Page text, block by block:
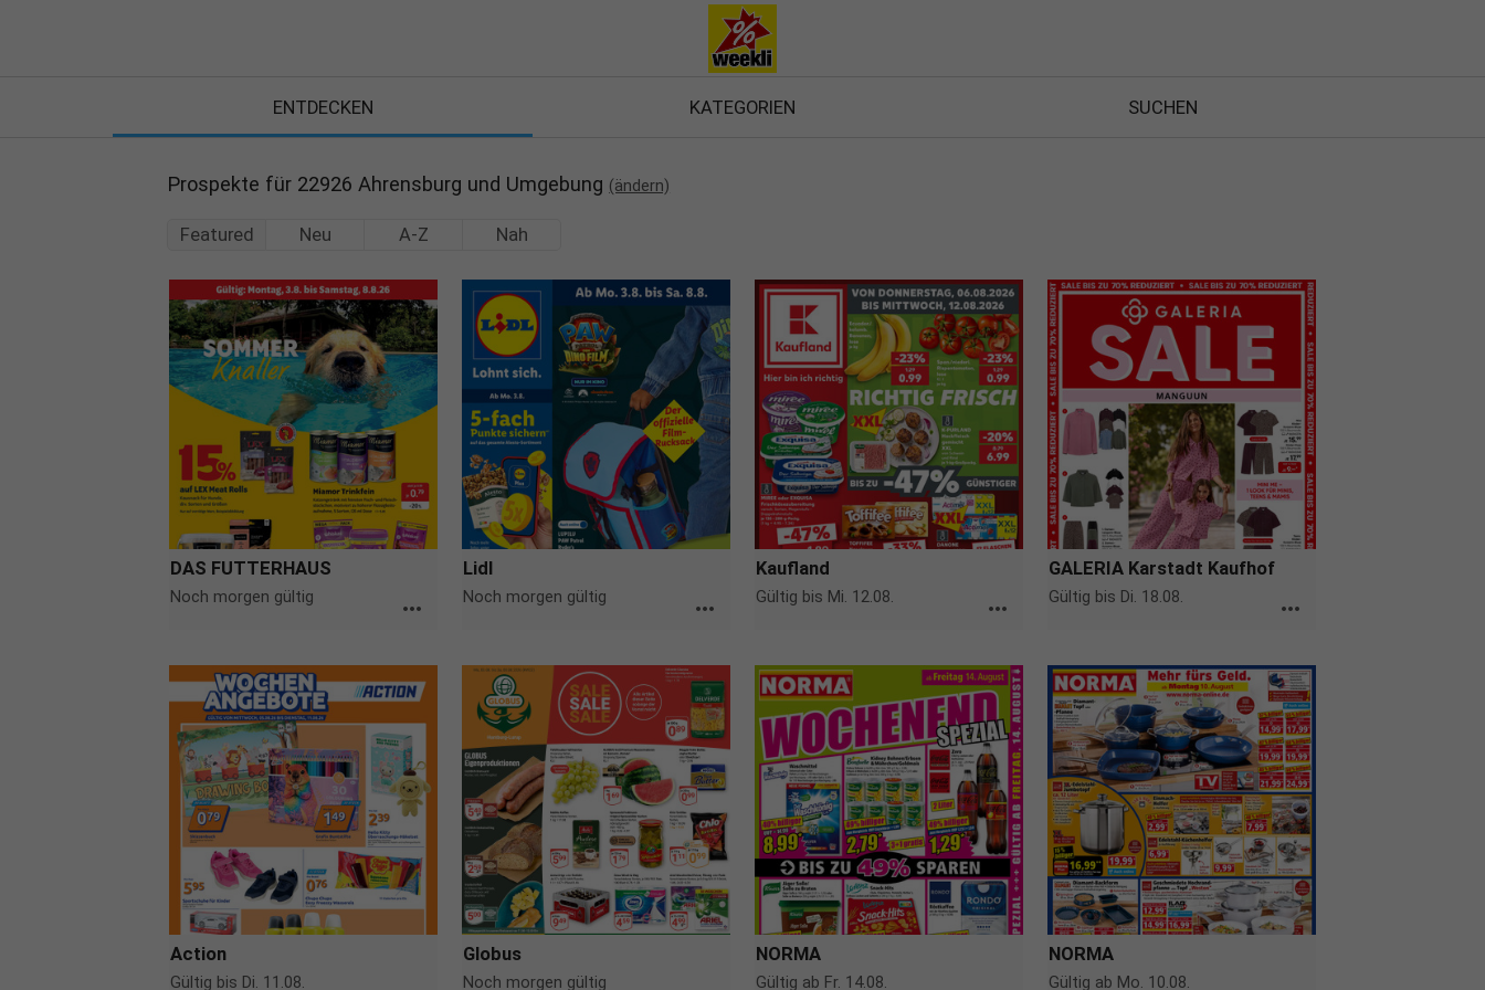
ENTDECKEN KATEGORIEN SUCHEN
Prospekte für 22926 Ahrensburg und Umgebung (ändern)
Featured Neu A-Z Nah
DAS FUTTERHAUS
Noch morgen gültig more_horiz
Lidl
Noch morgen gültig more_horiz
Kaufland
Gültig bis Mi. 12.08. more_horiz
GALERIA Karstadt Kaufhof
Gültig bis Di. 18.08. more_horiz
Action
Gültig bis Di. 11.08.
Globus
Noch morgen gültig
NORMA
Gültig ab Fr. 14.08.
NORMA
Gültig ab Mo. 10.08.